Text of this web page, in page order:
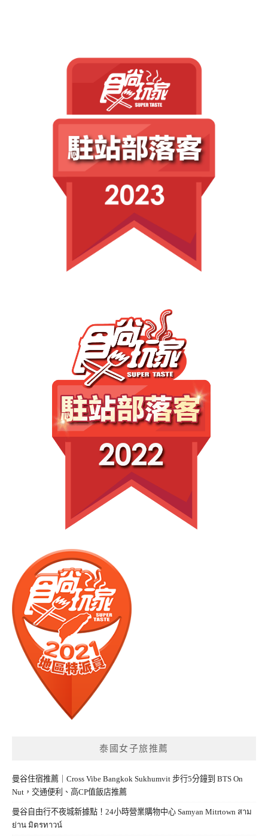
泰國女子旅推薦
曼谷住宿推薦｜Cross Vibe Bangkok Sukhumvit 步行5分鐘到 BTS On
Nut，交通便利、高CP值飯店推薦
曼谷自由行不夜城新據點！24小時營業購物中心 Samyan Mitrtown สาม
ย่าน มิตรทาวน์